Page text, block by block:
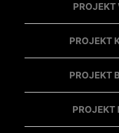
PROJEKT
PROJEKT